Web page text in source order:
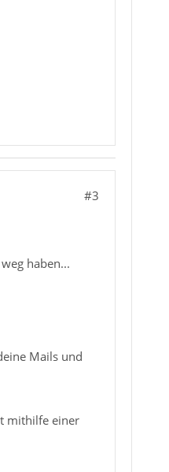
#3
haben...
Mails und
mithilfe einer